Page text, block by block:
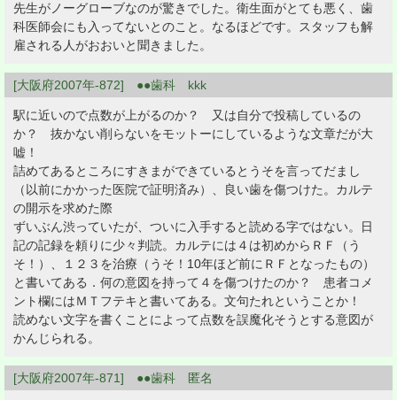
先生がノーグローブなのが驚きでした。衛生面がとても悪く、歯
科医師会にも入ってないとのこと。なるほどです。スタッフも解
雇される人がおおいと聞きました。
[大阪府2007年-872] ●●歯科 kkk
駅に近いので点数が上がるのか？ 又は自分で投稿しているの
か？ 抜かない削らないをモットーにしているような文章だが大
嘘！
詰めてあるところにすきまができているとうそを言ってだまし
（以前にかかった医院で証明済み）、良い歯を傷つけた。カルテ
の開示を求めた際
ずいぶん渋っていたが、ついに入手すると読める字ではない。日
記の記録を頼りに少々判読。カルテには４は初めからＲＦ（う
そ！）、１２３を治療（うそ！10年ほど前にＲＦとなったもの）
と書いてある．何の意図を持って４を傷つけたのか？ 患者コメ
ント欄にはＭＴフテキと書いてある。文句たれということか！
読めない文字を書くことによって点数を誤魔化そうとする意図が
かんじられる。
[大阪府2007年-871] ●●歯科 匿名